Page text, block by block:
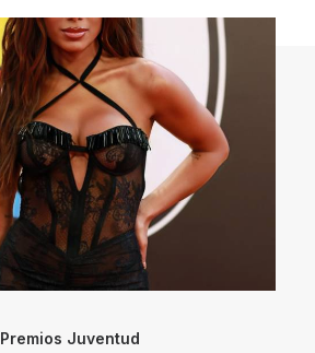
Premios Juventud